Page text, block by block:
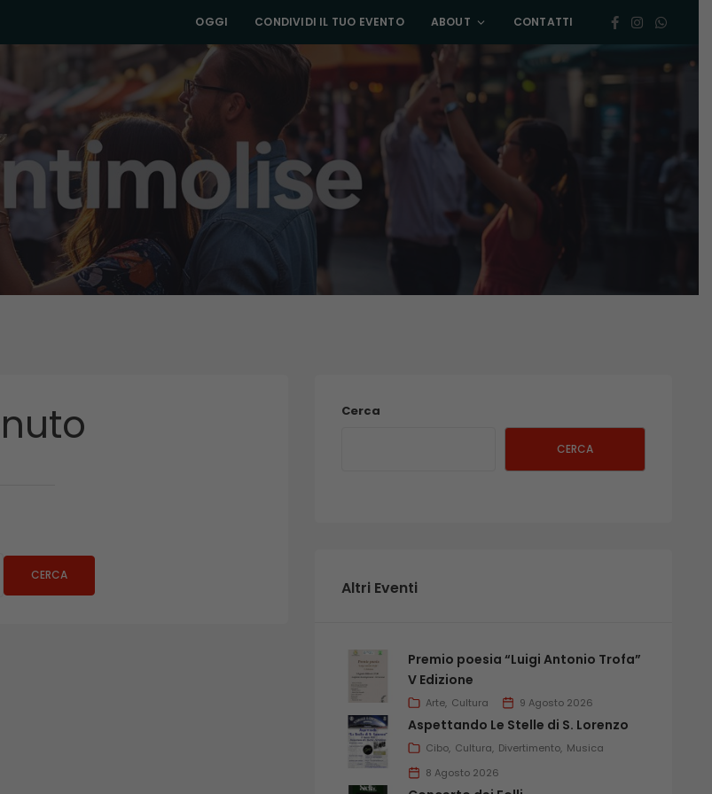
OGGI CONDIVIDI IL TUO EVENTO ABOUT CONTATTI
CERCA
Cerca
CERCA
Altri Eventi
Premio poesia “Luigi Antonio Trofa”
V Edizione
Arte Cultura 9 Agosto 2026
Aspettando Le Stelle di S. Lorenzo
Cibo Cultura Divertimento Musica
8 Agosto 2026